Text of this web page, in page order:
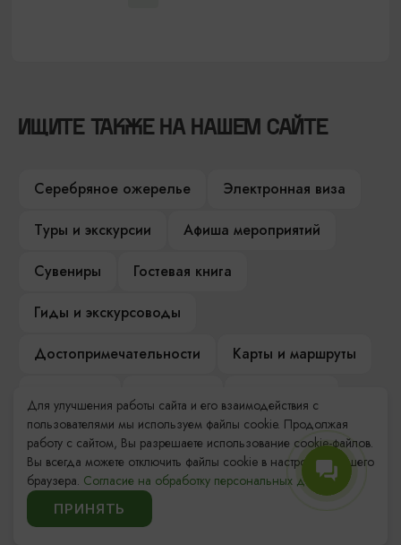
ИЩИТЕ ТАКЖЕ НА НАШЕМ САЙТЕ
Серебряное ожерелье
Электронная виза
Туры и экскурсии
Афиша мероприятий
Сувениры
Гостевая книга
Гиды и экскурсоводы
Достопримечательности
Карты и маршруты
Компас Балтийской кухни
Настоящий Калининградец
Музеи
Для улучшения работы сайта и его взаимодействия с
пользователями мы используем файлы cookie. Продолжая
работу с сайтом, Вы разрешаете использование cookie-файлов.
Вы всегда можете отключить файлы cookie в настройках Вашего
браузера. Согласие на обработку персональных данных.
ПРИНЯТЬ